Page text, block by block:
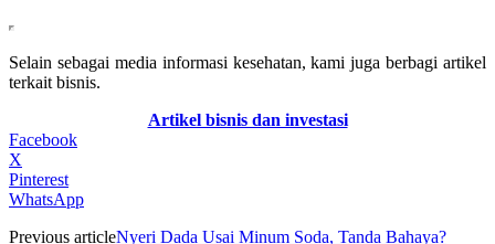
Selain sebagai media informasi kesehatan, kami juga berbagi artikel
terkait bisnis.
Artikel bisnis dan investasi
Facebook
X
Pinterest
WhatsApp
Previous articleNyeri Dada Usai Minum Soda, Tanda Bahaya?